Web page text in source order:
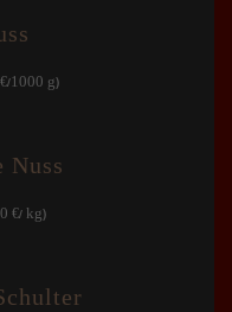
€/1000 g)
Nuss
€/ kg)